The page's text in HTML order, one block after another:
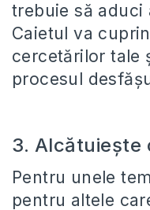
trebuie să aduci
Caietul va
cercetărilor tale
procesul
3. Alcătuiește
Pentru unele
pentru altele